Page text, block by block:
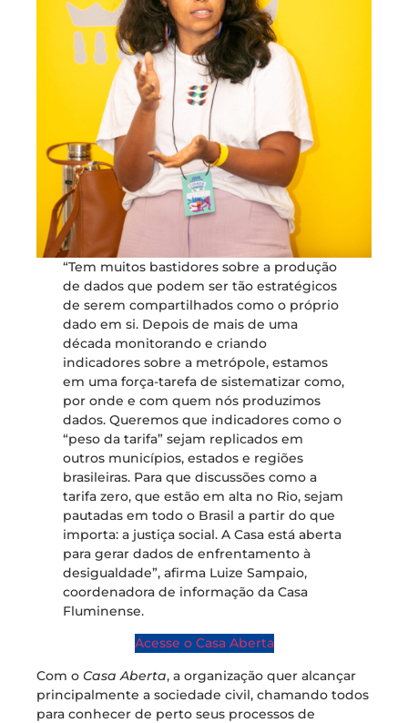
“Tem muitos bastidores sobre a produção
de dados que podem ser tão estratégicos
de serem compartilhados como o próprio
dado em si. Depois de mais de uma
década monitorando e criando
indicadores sobre a metrópole, estamos
em uma força-tarefa de sistematizar como,
por onde e com quem nós produzimos
dados. Queremos que indicadores como o
“peso da tarifa” sejam replicados em
outros municípios, estados e regiões
brasileiras. Para que discussões como a
tarifa zero, que estão em alta no Rio, sejam
pautadas em todo o Brasil a partir do que
importa: a justiça social. A Casa está aberta
para gerar dados de enfrentamento à
desigualdade”, afirma Luize Sampaio,
coordenadora de informação da Casa
Fluminense.
Acesse o Casa Aberta
Com o Casa Aberta, a organização quer alcançar
principalmente a sociedade civil, chamando todos
para conhecer de perto seus processos de